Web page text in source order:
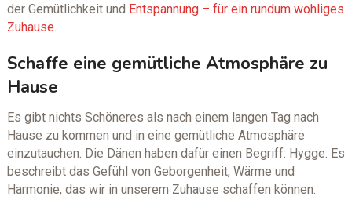
der Gemütlichkeit und Entspannung – für ein rundum wohliges
Zuhause.
Schaffe eine gemütliche Atmosphäre zu
Hause
Es gibt nichts Schöneres als nach einem langen Tag nach
Hause zu kommen und in eine gemütliche Atmosphäre
einzutauchen. Die Dänen haben dafür einen Begriff: Hygge. Es
beschreibt das Gefühl von Geborgenheit, Wärme und
Harmonie, das wir in unserem Zuhause schaffen können.